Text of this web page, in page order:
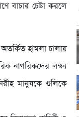
চেষ্টা করলে
হামলা চালায়
নাগরিকদের লক্ষ্য
মানুষকে গুলিকে